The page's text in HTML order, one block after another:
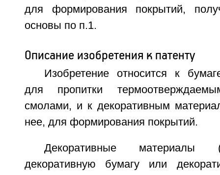
для формирования покрытий,
основы по п.1.
Описание изобретения к патенту
Изобретение относится к
для пропитки
смолами, и к декоративным
нее, для формирования покрытий.
Декоративные материалы
декоративную бумагу или